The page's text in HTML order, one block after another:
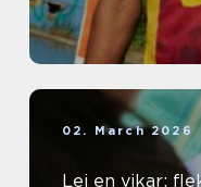
02. March 2026
Lej en vikar: